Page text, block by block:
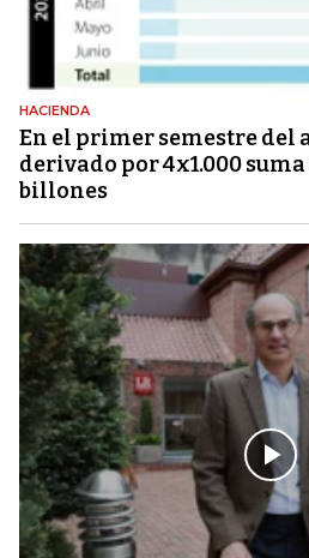
HACIENDA
En el primer semestre del
derivado por 4x1.000 suma
billones